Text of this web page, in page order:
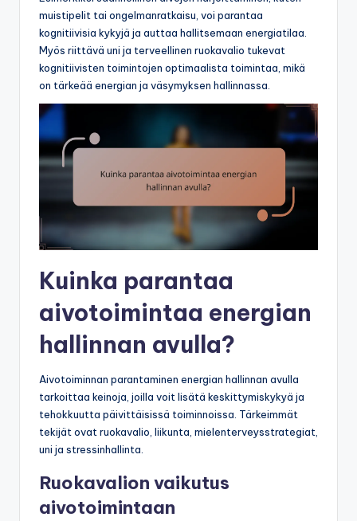
muistipelit tai ongelmanratkaisu, voi parantaa
kognitiivisia kykyjä ja auttaa hallitsemaan energiatilaa.
Myös riittävä uni ja terveellinen ruokavalio tukevat
kognitiivisten toimintojen optimaalista toimintaa, mikä
on tärkeää energian ja väsymyksen hallinnassa.
Kuinka parantaa
aivotoimintaa energian
hallinnan avulla?
Aivotoiminnan parantaminen energian hallinnan avulla
tarkoittaa keinoja, joilla voit lisätä keskittymiskykyä ja
tehokkuutta päivittäisissä toiminnoissa. Tärkeimmät
tekijät ovat ruokavalio, liikunta, mielenterveysstrategiat,
uni ja stressinhallinta.
Ruokavalion vaikutus
aivotoimintaan